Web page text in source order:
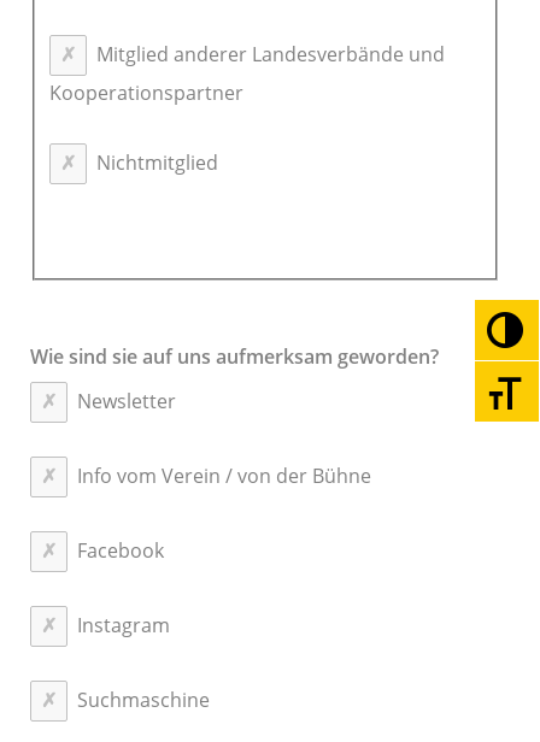
Mitglied anderer Landesverbände und
Kooperationspartner
Nichtmitglied
Wie sind sie auf uns aufmerksam geworden?
Newsletter
Info vom Verein / von der Bühne
Facebook
Instagram
Suchmaschine